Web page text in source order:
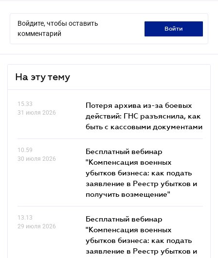
Войдите, чтобы оставить
комментарий
войти
На эту тему
15.33
31 июля 2026
Потеря архива из-за боевых
действий: ГНС разъяснила, как
быть с кассовыми документами
10.59
30 июля 2026
Бесплатный вебинар
"Компенсация военных
убытков бизнеса: как подать
заявление в Реестр убытков и
получить возмещение"
13.13
29 июля 2026
Бесплатный вебинар
"Компенсация военных
убытков бизнеса: как подать
заявление в Реестр убытков и